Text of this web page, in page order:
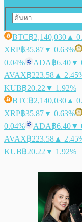
BTC฿2,140,030 ▲
XRP฿35.87▼ 0.63%
0.04%
ADA฿6.40▼
AVAX฿223.58 ▲
KUB฿20.22 ▼ 1.92%
BTC฿2,140,030 ▲
XRP฿35.87▼ 0.63%
0.04%
ADA฿6.40▼
AVAX฿223.58 ▲
KUB฿20.22 ▼ 1.92%